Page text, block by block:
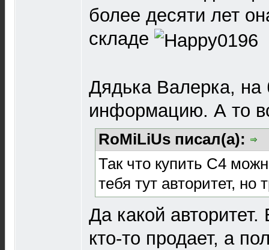
более десяти лет
складе
Дядька Валерка,
информацию. А то
RoMiLiUs писал(а):
Так что купить С4
тебя тут авторитет, но
Да какой
кто-то продает, а